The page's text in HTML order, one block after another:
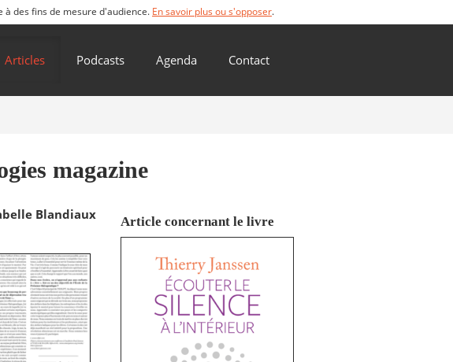
à des fins de mesure d'audience. En savoir plus ou s'opposer.
Articles Podcasts Agenda Contact
magazine
Blandiaux
Article concernant le livre